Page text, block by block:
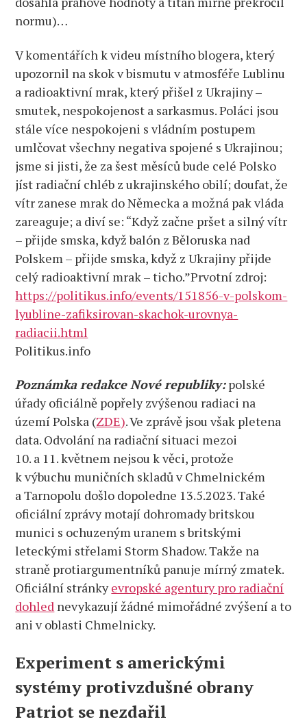
normu)…
V komentářích k videu místního blogera, který
upozornil na skok v bismutu v atmosféře Lublinu
a radioaktivní mrak, který přišel z Ukrajiny –
smutek, nespokojenost a sarkasmus. Poláci jsou
stále více nespokojeni s vládním postupem
umlčovat všechny negativa spojené s Ukrajinou;
jsme si jisti, že za šest měsíců bude celé Polsko
jíst radiační chléb z ukrajinského obilí; doufat, že
vítr zanese mrak do Německa a možná pak vláda
zareaguje; a diví se: “Když začne pršet a silný vítr
– přijde smska, když balón z Běloruska nad
Polskem – přijde smska, když z Ukrajiny přijde
celý radioaktivní mrak – ticho.”Prvotní zdroj:
https://politikus.info/events/151856-v-polskom-
lyubline-zafiksirovan-skachok-urovnya-
radiacii.html
Politikus.info
Poznámka redakce Nové republiky:polské
úřady oficiálně popřely zvýšenou radiaci na
území Polska (ZDE). Ve zprávě jsou však pletena
data. Odvolání na radiační situaci mezoi
10. a 11. květnem nejsou k věci, protože
k výbuchu muničních skladů v Chmelnickém
a Tarnopolu došlo dopoledne 13.5.2023. Také
oficiální zprávy motají dohromady britskou
munici s ochuzeným uranem s britskými
leteckými střelami Storm Shadow. Takže na
straně protiargumentníků panuje mírný zmatek.
Oficiální stránkyevropské agentury pro radiační
dohled nevykazují žádné mimořádné zvýšení a to
ani v oblasti Chmelnicky.
Experiment s americkými
systémy protivzdušné obrany
Patriot se nezdařil